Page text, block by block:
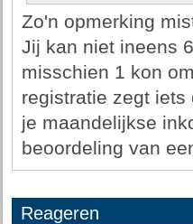
Zo'n opmerking
Jij kan niet ineens
misschien 1 kon
registratie zegt
je maandelijkse
beoordeling van
Reageren